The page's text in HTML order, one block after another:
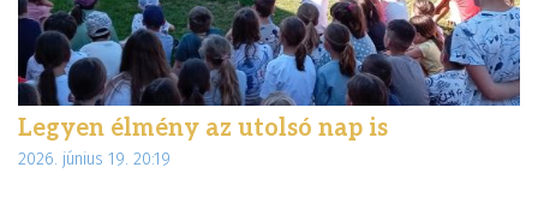
Legyen élmény az utolsó nap is
2026. június 19. 20:19